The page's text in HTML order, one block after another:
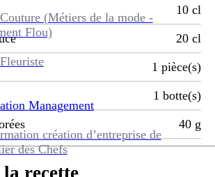
(Métiers de la mode -
Flou)
Management
création d’entreprise de
des Chefs
10 cl
20 cl
1 pièce(s)
1 botte(s)
40 g